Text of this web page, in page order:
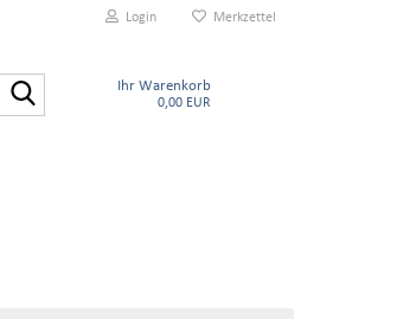
Login Merkzettel
Ihr Warenkorb
0,00 EUR